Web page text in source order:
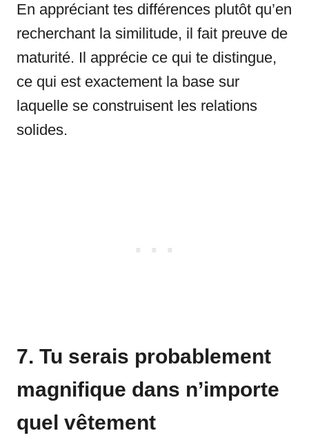
En appréciant tes différences plutôt qu’en
recherchant la similitude, il fait preuve de
maturité. Il apprécie ce qui te distingue,
ce qui est exactement la base sur
laquelle se construisent les relations
solides.
7. Tu serais probablement
magnifique dans n’importe
quel vêtement